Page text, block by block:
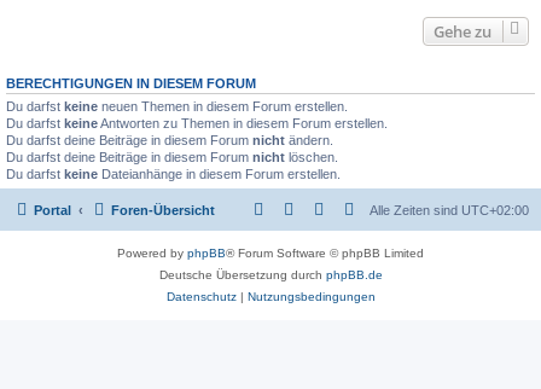
Gehe zu
BERECHTIGUNGEN IN DIESEM FORUM
Du darfst keine neuen Themen in diesem Forum erstellen.
Du darfst keineAntworten zu Themen in diesem Forum erstellen.
Du darfst deine Beiträge in diesem Forum nicht ändern.
Du darfst deine Beiträge in diesem Forum nicht löschen.
Du darfst keine Dateianhänge in diesem Forum erstellen.
Portal Foren-Übersicht Alle Zeiten sind UTC+02:00
Powered by phpBB® Forum Software © phpBB Limited
Deutsche Übersetzung durch phpBB.de
Datenschutz| Nutzungsbedingungen